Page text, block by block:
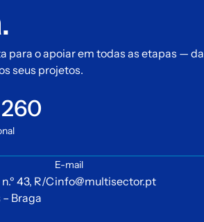
para o apoiar em todas as etapas — da
seus projetos.
43, R/C
Braga
E-mail
info@multisector.pt